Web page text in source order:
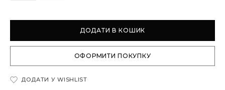
ДОДАТИ В КОШИК
ОФОРМИТИ ПОКУПКУ
ДОДАТИ У WISHLIST